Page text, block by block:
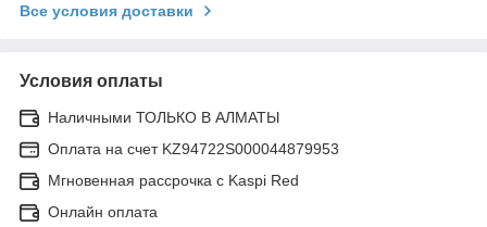
Все условия доставки
Условия оплаты
Наличными ТОЛЬКО В АЛМАТЫ
Оплата на счет KZ94722S000044879953
Мгновенная рассрочка с Kaspi Red
Онлайн оплата